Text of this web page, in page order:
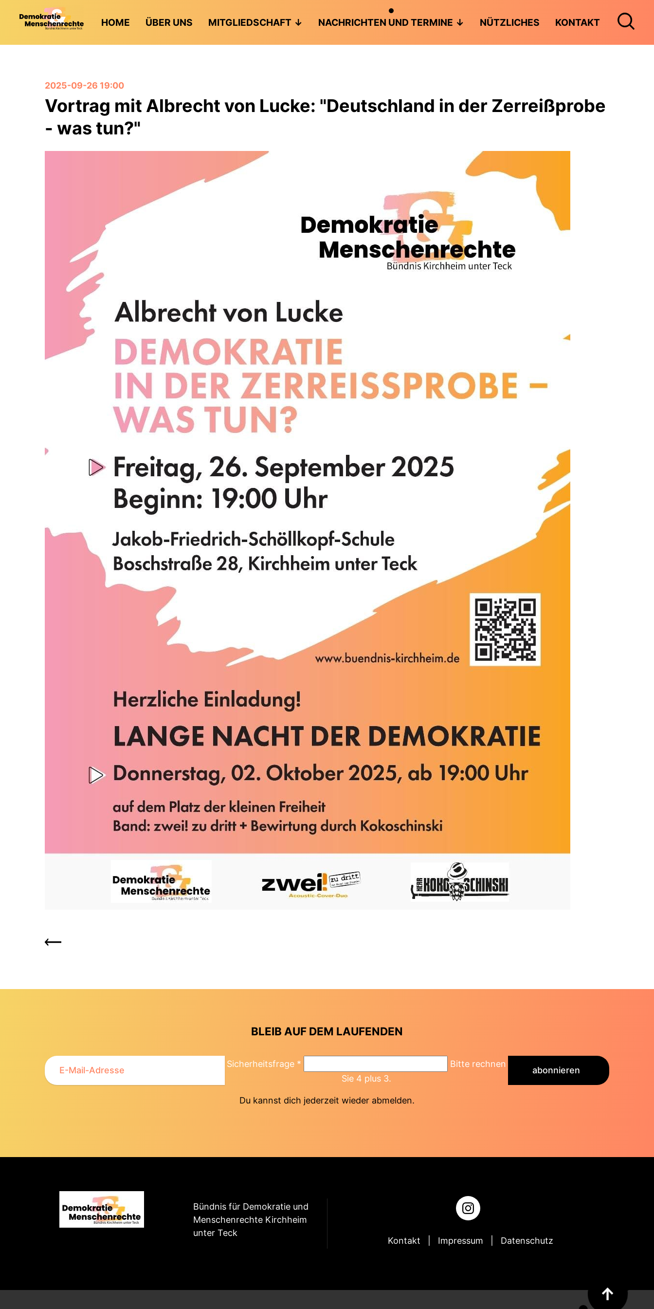
HOME ÜBER UNS MITGLIEDSCHAFT NACHRICHTEN UND TERMINE NÜTZLICHES KONTAKT
2025-09-26 19:00
Vortrag mit Albrecht von Lucke: "Deutschland in der Zerreißprobe
- was tun?"
BLEIB AUF DEM LAUFENDEN
Sicherheitsfrage *
Bitte rechnen
Sie 4 plus 3.
abonnieren
Du kannst dich jederzeit wieder abmelden.
Bündnis für Demokratie und
Menschenrechte Kirchheim
unter Teck
Kontakt Impressum Datenschutz
↑